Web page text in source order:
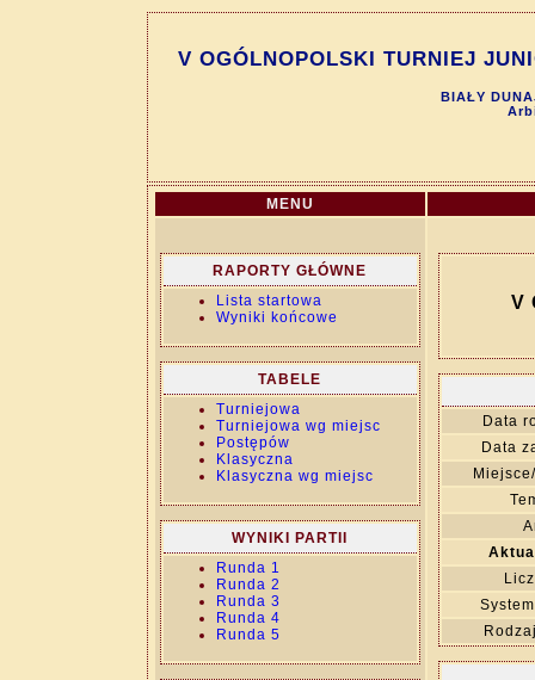
V OGÓLNOPOLSKI TURNIEJ
BIAŁY
MENU
RAPORTY GŁÓWNE
Lista startowa
Wyniki końcowe
TABELE
Turniejowa
Turniejowa wg miejsc
Postępów
Klasyczna
Klasyczna wg miejsc
WYNIKI PARTII
Runda 1
Runda 2
Runda 3
Runda 4
Runda 5
V
Data
Data